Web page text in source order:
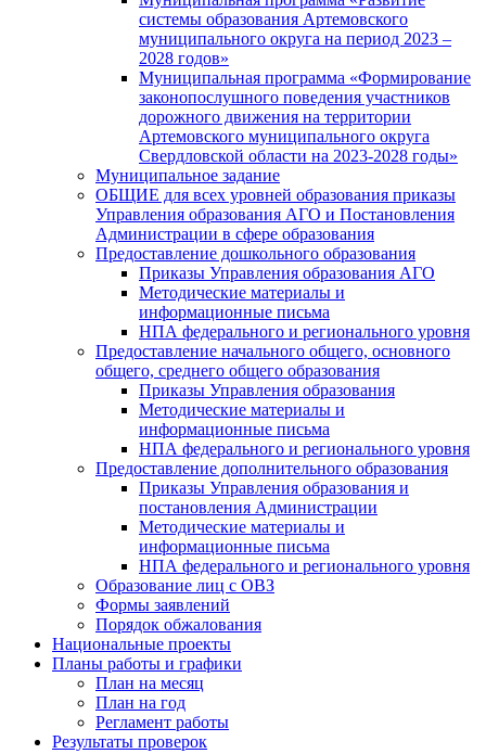
системы образования Артемовского
муниципального округа на период 2023 –
2028 годов»
Муниципальная программа «Формирование
законопослушного поведения участников
дорожного движения на территории
Артемовского муниципального округа
Свердловской области на 2023-2028 годы»
Муниципальное задание
ОБЩИЕ для всех уровней образования приказы
Управления образования АГО и Постановления
Администрации в сфере образования
Предоставление дошкольного образования
Приказы Управления образования АГО
Методические материалы и
информационные письма
НПА федерального и регионального уровня
Предоставление начального общего, основного
общего, среднего общего образования
Приказы Управления образования
Методические материалы и
информационные письма
НПА федерального и регионального уровня
Предоставление дополнительного образования
Приказы Управления образования и
постановления Администрации
Методические материалы и
информационные письма
НПА федерального и регионального уровня
Образование лиц с ОВЗ
Формы заявлений
Порядок обжалования
Национальные проекты
Планы работы и графики
План на месяц
План на год
Регламент работы
Результаты проверок